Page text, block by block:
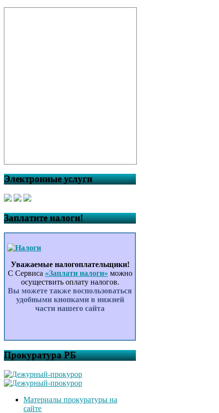
Электронные услуги
Заплатите налоги!
Уважаемые налогоплательщики!
С Сервиса «Заплати налоги» можно
осуществить оплату налогов.
Вы можете также воспользоваться
удобными кнопками в нижней
части нашего сайта
Прокуратура РБ
Материалы прокуратуры на
сайте